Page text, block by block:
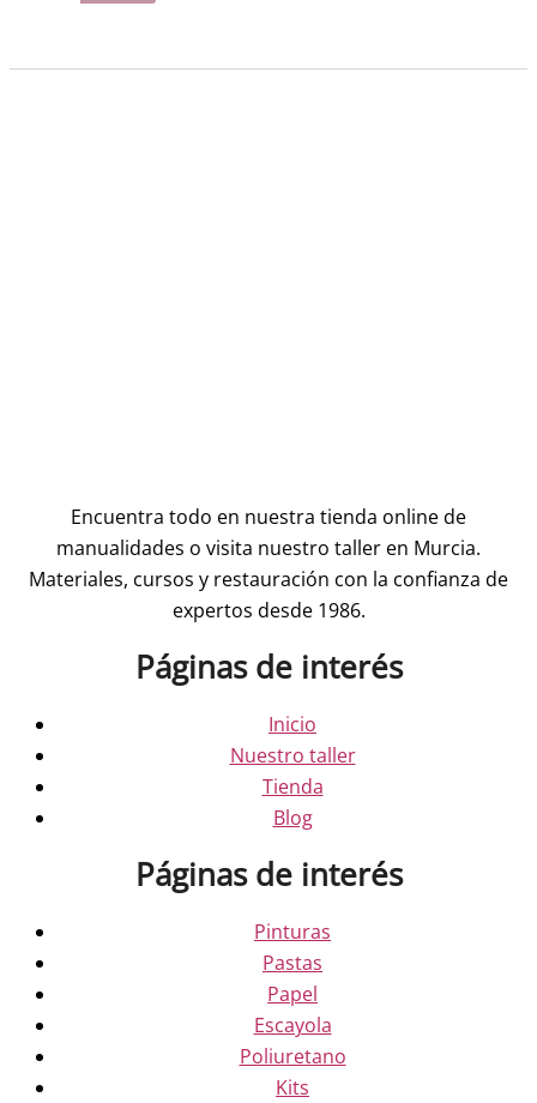
Encuentra todo en nuestra tienda online de
manualidades o visita nuestro taller en Murcia.
Materiales, cursos y restauración con la confianza de
expertos desde 1986.
Páginas de interés
Inicio
Nuestro taller
Tienda
Blog
Páginas de interés
Pinturas
Pastas
Papel
Escayola
Poliuretano
Kits